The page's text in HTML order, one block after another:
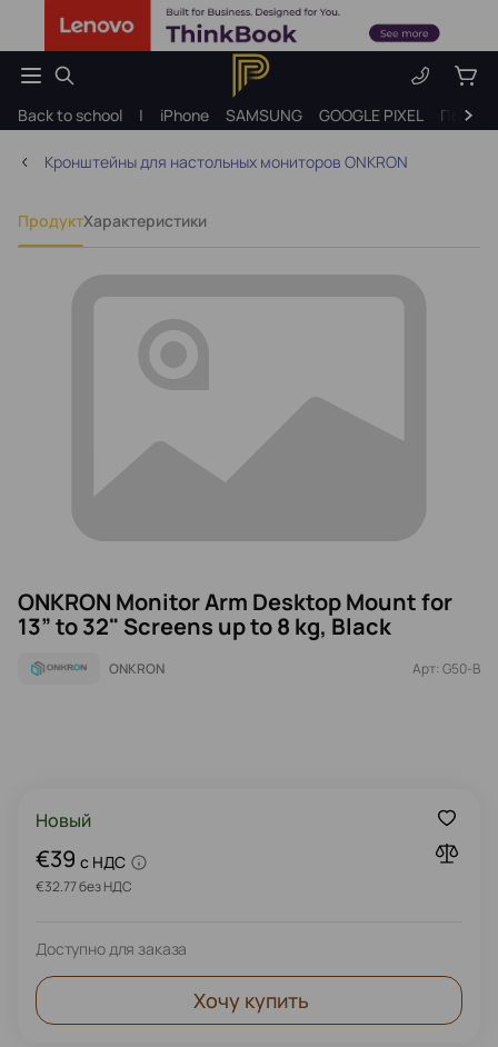
Back to school | iPhone SAMSUNG GOOGLE PIXEL
Кронштейны для настольных мониторов ONKRON
ПродуктХарактеристики
ONKRON Monitor Arm Desktop Mount for
13” to 32" Screens up to 8 kg, Black
ONKRON Арт: G50-B
Новый
€39 c НДС
€32.77 без НДС
Доступно для заказа
Хочу купить